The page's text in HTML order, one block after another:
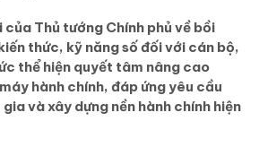
của Thủ tướng Chính phủ về bồi
thức, kỹ năng số đối với cán bộ,
thể hiện quyết tâm nâng cao
hành chính, đáp ứng yêu cầu
và xây dựng nền hành chính hiện